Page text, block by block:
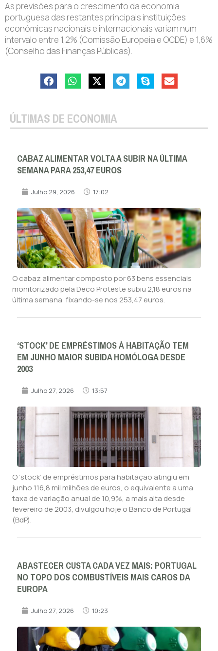
As previsões para o crescimento da economia
portuguesa das restantes principais instituições
económicas nacionais e internacionais variam num
intervalo entre 1,2% (Comissão Europeia e OCDE) e 1,6%
(Conselho das Finanças Públicas).
ÚLTIMAS DE ECONOMIA
CABAZ ALIMENTAR VOLTA A SUBIR NA ÚLTIMA
SEMANA PARA 253,47 EUROS
Julho 29, 2026 17:02
O cabaz alimentar composto por 63 bens essenciais
monitorizado pela Deco Proteste subiu 2,18 euros na
última semana, fixando-se nos 253,47 euros.
‘STOCK’ DE EMPRÉSTIMOS À HABITAÇÃO TEM
EM JUNHO MAIOR SUBIDA HOMÓLOGA DESDE
2003
Julho 27, 2026 13:57
O ‘stock’ de empréstimos para habitação atingiu em
junho 116,8 mil milhões de euros, o equivalente a uma
taxa de variação anual de 10,9%, a mais alta desde
fevereiro de 2003, divulgou hoje o Banco de Portugal
(BdP).
ABASTECER CUSTA CADA VEZ MAIS: PORTUGAL
NO TOPO DOS COMBUSTÍVEIS MAIS CAROS DA
EUROPA
Julho 27, 2026 10:23